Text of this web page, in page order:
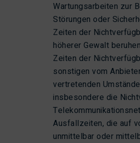
Wartungsarbeiten zur
Störungen oder
Zeiten der
höherer Gewalt beruhen
Zeiten der
sonstigen vom
vertretenden
insbesondere die
Ausfallzeiten, die auf
unmittelbar oder